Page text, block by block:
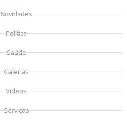
Novidades
Política
Saúde
Galerias
Videos
Serviços